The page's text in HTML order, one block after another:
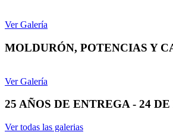
Ver Galería
MOLDURÓN, POTENCIAS Y
Ver Galería
25 AÑOS DE ENTREGA - 24
Ver todas las galerias